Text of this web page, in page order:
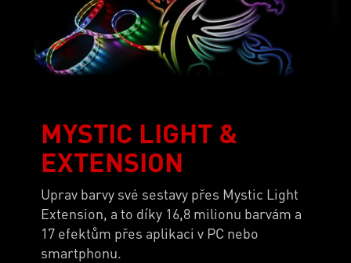
MYSTIC LIGHT &
EXTENSION
Uprav barvy své sestavy přes Mystic Light
Extension, a to díky 16,8 milionu barvám a
17 efektům přes aplikaci v PC nebo
smartphonu.